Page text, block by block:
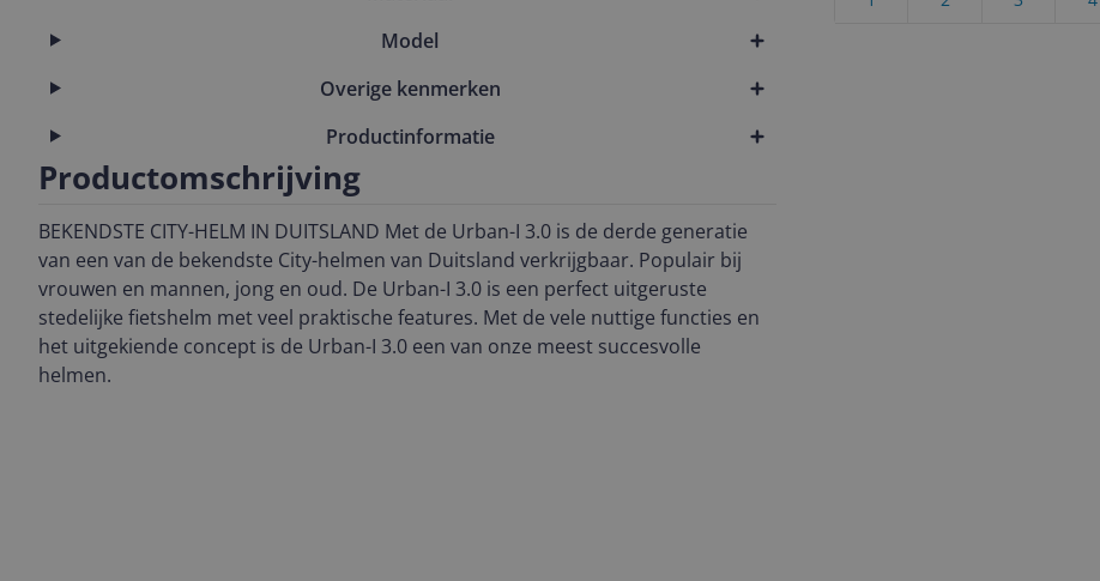
Model
Overige kenmerken
Productinformatie
Productomschrijving
BEKENDSTE CITY-HELM IN DUITSLAND Met de Urban-I 3.0 is de derde generatie
van een van de bekendste City-helmen van Duitsland verkrijgbaar. Populair bij
vrouwen en mannen, jong en oud. De Urban-I 3.0 is een perfect uitgeruste
stedelijke fietshelm met veel praktische features. Met de vele nuttige functies en
het uitgekiende concept is de Urban-I 3.0 een van onze meest succesvolle
helmen.